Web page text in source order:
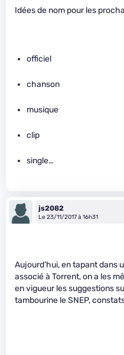
Idées de nom pour les
officiel
chanson
musique
clip
single…
js2082
Le 23/11/2017 à 16h31
Aujourd’hui, en tapant dans
associé à Torrent, on a les
en vigueur les suggestions
tambourine le SNEP,